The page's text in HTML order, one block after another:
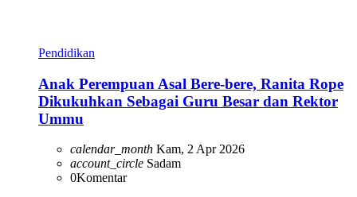
Pendidikan
Anak Perempuan Asal Bere-bere, Ranita Rope
Dikukuhkan Sebagai Guru Besar dan Rektor
Ummu
calendar_month Kam, 2 Apr 2026
account_circle Sadam
0Komentar